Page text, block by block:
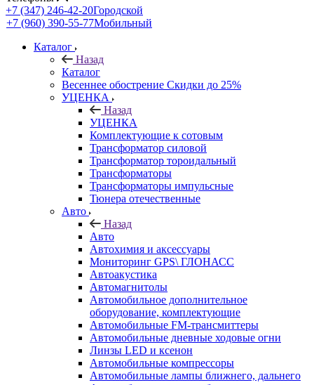
+7 (347) 246-42-20Городской
+7 (960) 390-55-77Мобильный
Каталог
Назад
Каталог
Весеннее обострение Скидки до 25%
УЦЕНКА
Назад
УЦЕНКА
Комплектующие к сотовым
Трансформатор силовой
Трансформатор тороидальный
Трансформаторы
Трансформаторы импульсные
Тюнера отечественные
Авто
Назад
Авто
Автохимия и аксессуары
Мониторинг GPS\ ГЛОНАСС
Автоакустика
Автомагнитолы
Автомобильное дополнительное
оборудование, комплектующие
Автомобильные FM-трансмиттеры
Автомобильные дневные ходовые огни
Линзы LED и ксенон
Автомобильные компрессоры
Автомобильные лампы ближнего, дальнего